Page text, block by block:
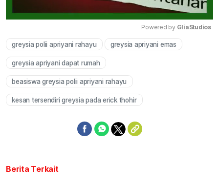
Mute
Powered by GliaStudios
greysia polii apriyani rahayu greysia apriyani emas
greysia apriyani dapat rumah
beasiswa greysia polii apriyani rahayu
kesan tersendiri greysia pada erick thohir
Berita Terkait